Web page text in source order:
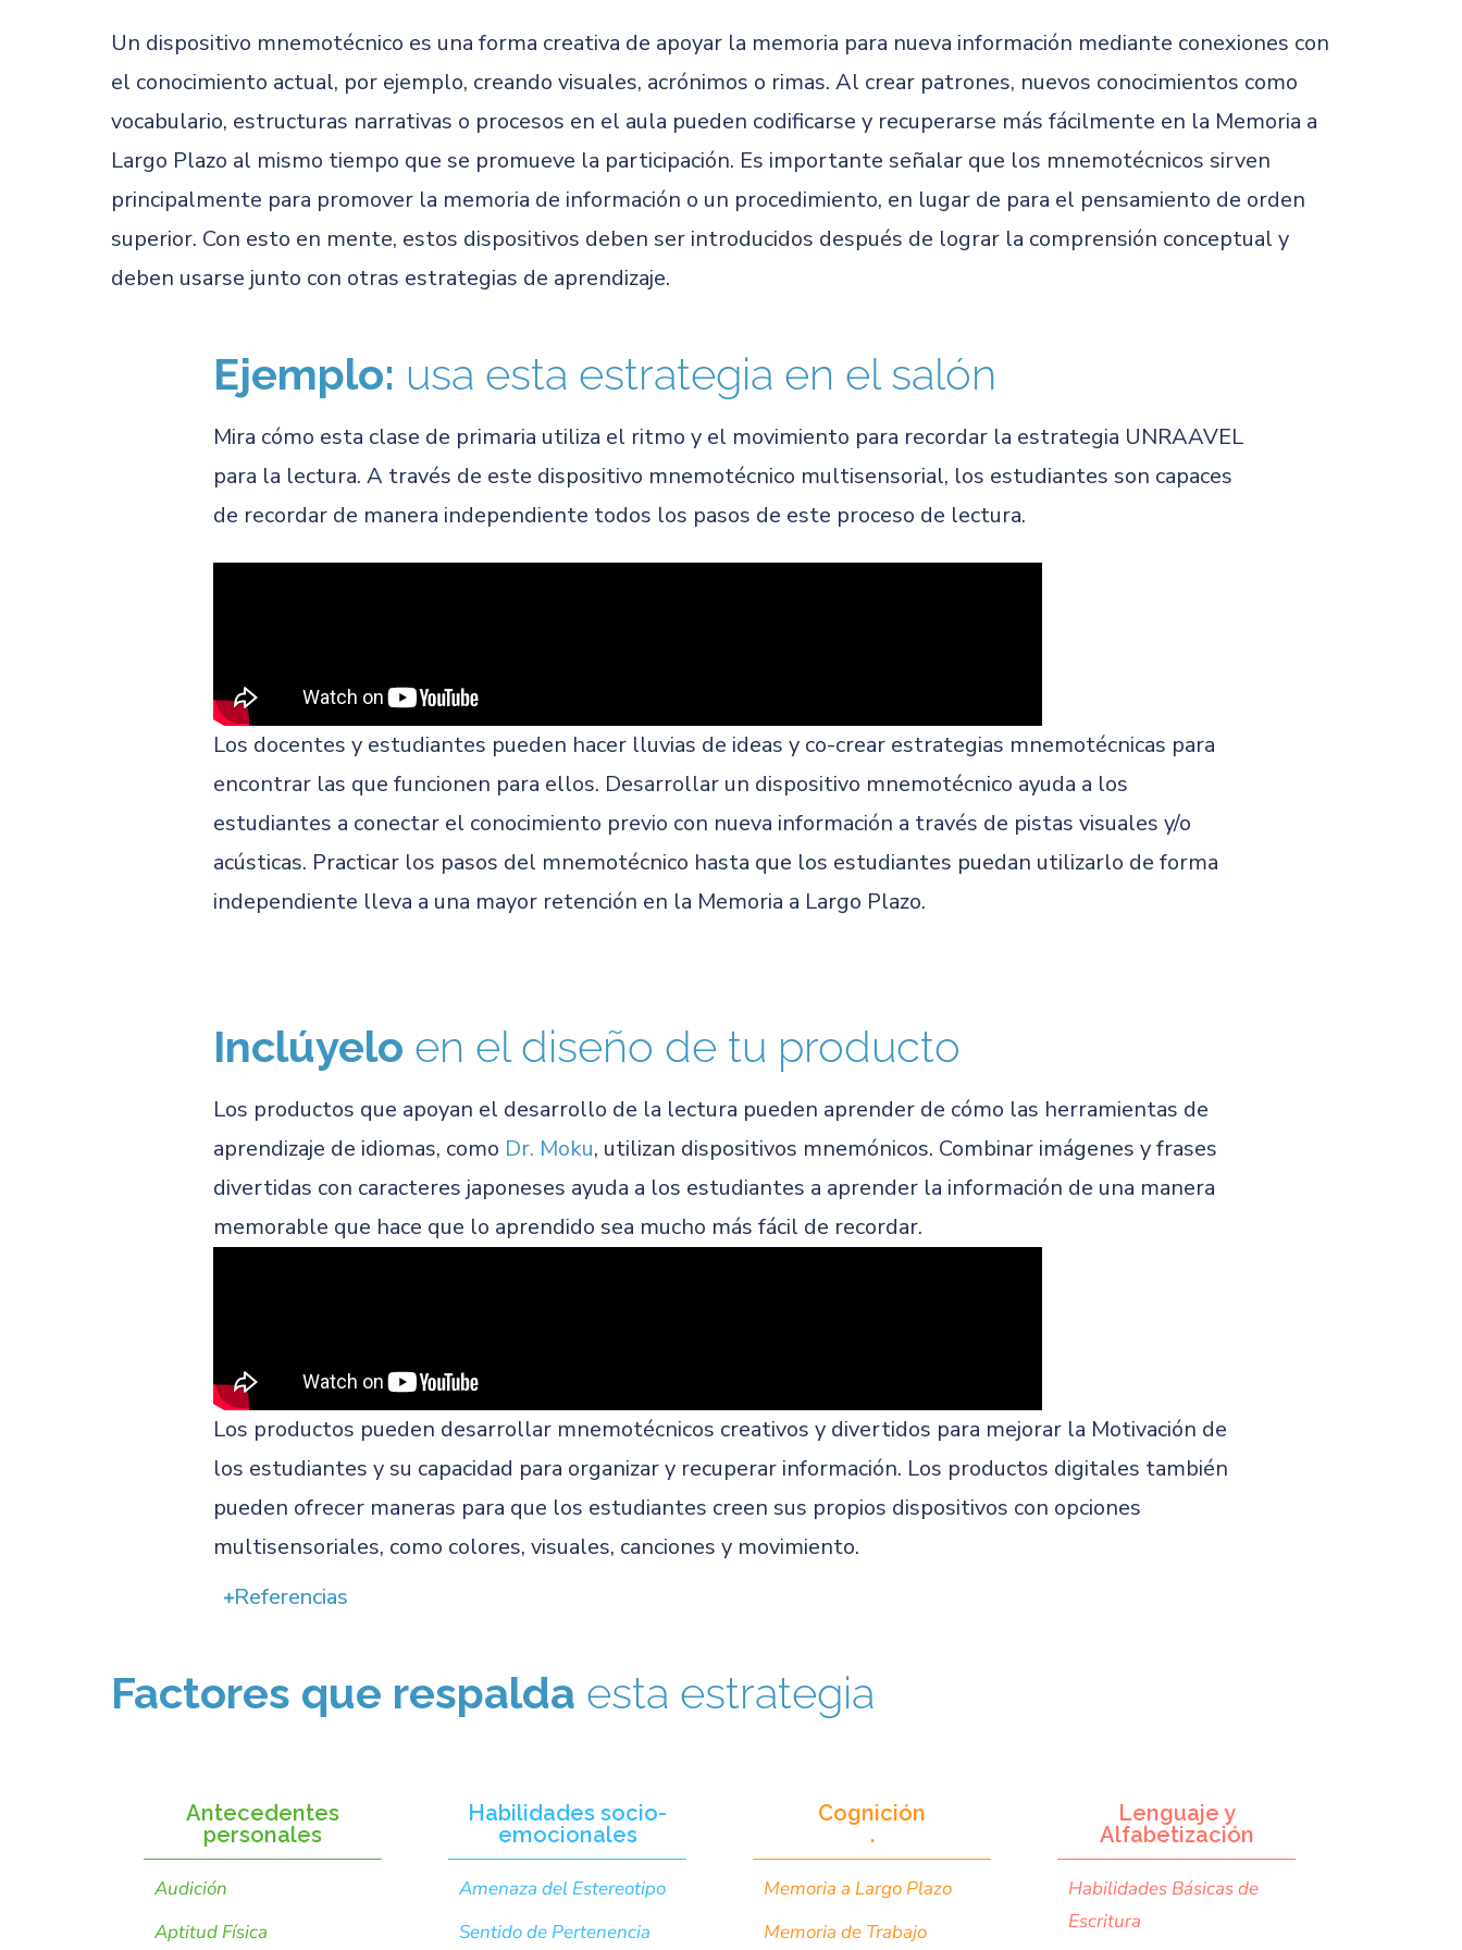
Un dispositivo mnemotécnico es una forma creativa de apoyar la memoria para nueva información mediante conexiones con
el conocimiento actual, por ejemplo, creando visuales, acrónimos o rimas. Al crear patrones, nuevos conocimientos como
vocabulario, estructuras narrativas o procesos en el aula pueden codificarse y recuperarse más fácilmente en la Memoria a
Largo Plazo al mismo tiempo que se promueve la participación. Es importante señalar que los mnemotécnicos sirven
principalmente para promover la memoria de información o un procedimiento, en lugar de para el pensamiento de orden
superior. Con esto en mente, estos dispositivos deben ser introducidos después de lograr la comprensión conceptual y
deben usarse junto con otras estrategias de aprendizaje.
Ejemplo: usa esta estrategia en el salón
Mira cómo esta clase de primaria utiliza el ritmo y el movimiento para recordar la estrategia UNRAAVEL
para la lectura. A través de este dispositivo mnemotécnico multisensorial, los estudiantes son capaces
de recordar de manera independiente todos los pasos de este proceso de lectura.
Los docentes y estudiantes pueden hacer lluvias de ideas y co-crear estrategias mnemotécnicas para
encontrar las que funcionen para ellos. Desarrollar un dispositivo mnemotécnico ayuda a los
estudiantes a conectar el conocimiento previo con nueva información a través de pistas visuales y/o
acústicas. Practicar los pasos del mnemotécnico hasta que los estudiantes puedan utilizarlo de forma
independiente lleva a una mayor retención en la Memoria a Largo Plazo.
Inclúyelo en el diseño de tu producto
Los productos que apoyan el desarrollo de la lectura pueden aprender de cómo las herramientas de
aprendizaje de idiomas, como Dr. Moku, utilizan dispositivos mnemónicos. Combinar imágenes y frases
divertidas con caracteres japoneses ayuda a los estudiantes a aprender la información de una manera
memorable que hace que lo aprendido sea mucho más fácil de recordar.
Los productos pueden desarrollar mnemotécnicos creativos y divertidos para mejorar la Motivación de
los estudiantes y su capacidad para organizar y recuperar información. Los productos digitales también
pueden ofrecer maneras para que los estudiantes creen sus propios dispositivos con opciones
multisensoriales, como colores, visuales, canciones y movimiento.
Referencias
Factores que respalda esta estrategia
Antecedentes
personales
Audición
Aptitud Física
Habilidades socio-
emocionales
Amenaza del Estereotipo
Sentido de Pertenencia
Cognición
.
Memoria a Largo Plazo
Memoria de Trabajo
Lenguaje y
Alfabetización
Habilidades Básicas de
Escritura